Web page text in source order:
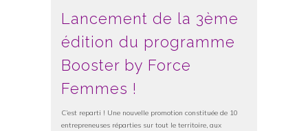
Lancement de la 3ème
édition du programme
Booster by Force
Femmes !
C’est reparti ! Une nouvelle promotion constituée de 10
entrepreneuses réparties sur tout le territoire, aux